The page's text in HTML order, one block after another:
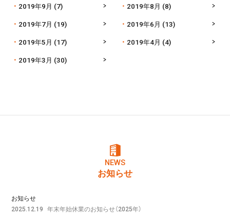
2019年9月 (7) 2019年8月 (8)
2019年7月 (19) 2019年6月 (13)
2019年5月 (17) 2019年4月 (4)
2019年3月 (30)
NEWS
お知らせ
2025.12.19
お知らせ
年末年始休業のお知らせ（2025年）